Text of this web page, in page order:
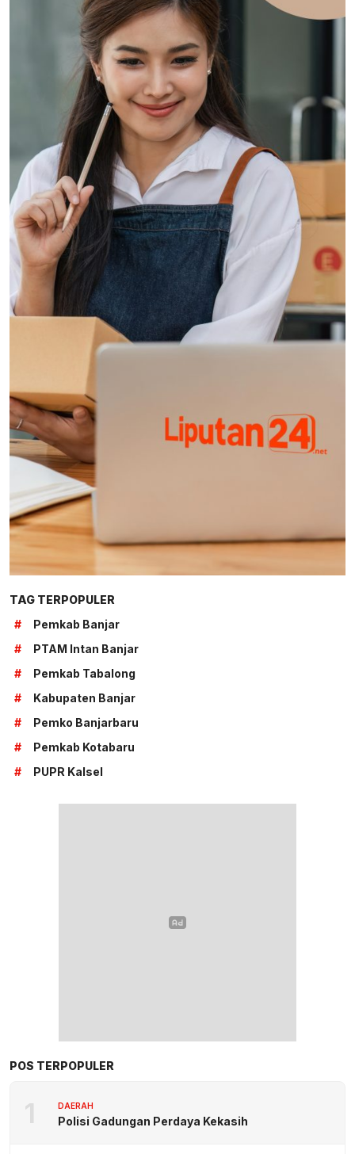
TAG TERPOPULER
#
Pemkab Banjar
#
PTAM Intan Banjar
#
Pemkab Tabalong
#
Kabupaten Banjar
#
Pemko Banjarbaru
#
Pemkab Kotabaru
#
PUPR Kalsel
POS TERPOPULER
1 DAERAH
Polisi Gadungan Perdaya Kekasih